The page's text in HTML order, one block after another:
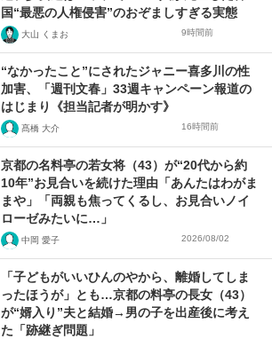
国“最悪の人権侵害”のおぞましすぎる実態
大山 くまお 9時間前
“なかったこと”にされたジャニー喜多川の性
加害、「週刊文春」33週キャンペーン報道の
はじまり《担当記者が明かす》
髙橋 大介 16時間前
京都の名料亭の若女将（43）が“20代から約
10年”お見合いを続けた理由「あんたはわがま
まや」「両親も焦ってくるし、お見合いノイ
ローゼみたいに…」
中岡 愛子 2026/08/02
「子どもがいいひんのやから、離婚してしま
ったほうが」とも…京都の料亭の長女（43）
が“婿入り”夫と結婚→男の子を出産後に考え
た「跡継ぎ問題」